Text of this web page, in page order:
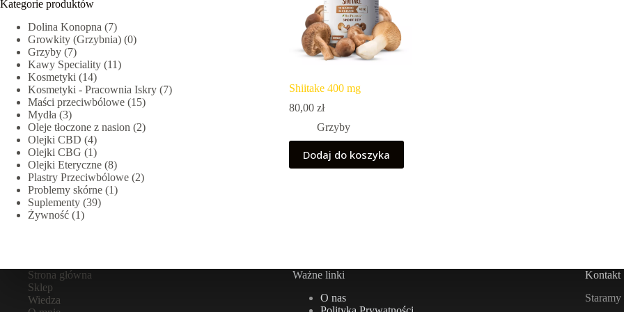
Shiitake 400 mg
80,00 zł
Grzyby
Dodaj do koszyka
Kategorie produktów
Dolina Konopna (7)
Growkity (Grzybnia) (0)
Grzyby (7)
Kawy Speciality (11)
Kosmetyki (14)
Kosmetyki - Pracownia Iskry (7)
Maści przeciwbólowe (15)
Mydła (3)
Oleje tłoczone z nasion (2)
Olejki CBD (4)
Olejki CBG (1)
Olejki Eteryczne (8)
Plastry Przeciwbólowe (2)
Problemy skórne (1)
Suplementy (39)
Żywność (1)
Strona główna
Sklep
Wiedza
Ważne linki
O nas
Kontakt